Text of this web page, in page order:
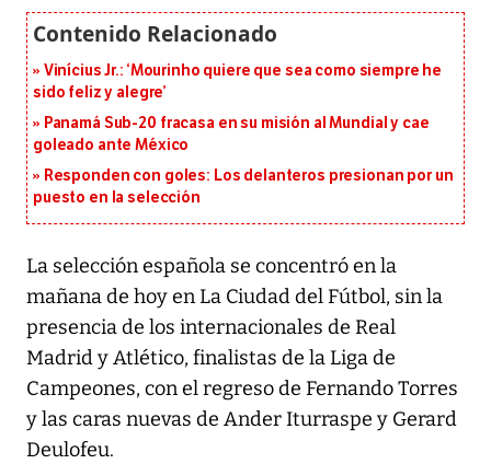
Vinícius Jr.: ‘Mourinho quiere que sea como siempre he
sido feliz y alegre’
Panamá Sub-20 fracasa en su misión al Mundial y cae
goleado ante México
Responden con goles: Los delanteros presionan por un
puesto en la selección
La selección española se concentró en la
mañana de hoy en La Ciudad del Fútbol, sin la
presencia de los internacionales de Real
Madrid y Atlético, finalistas de la Liga de
Campeones, con el regreso de Fernando Torres
y las caras nuevas de Ander Iturraspe y Gerard
Deulofeu.